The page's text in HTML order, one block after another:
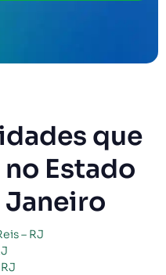
que
Estado
Janeiro
– RJ